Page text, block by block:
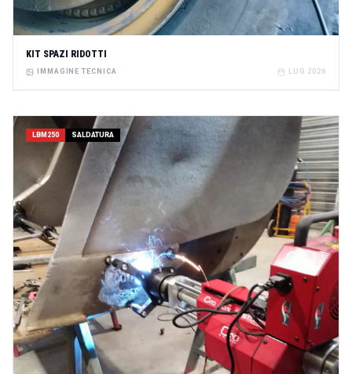
KIT SPAZI RIDOTTI
IMMAGINE TECNICA LUG 2026
LBM250 SALDATURA